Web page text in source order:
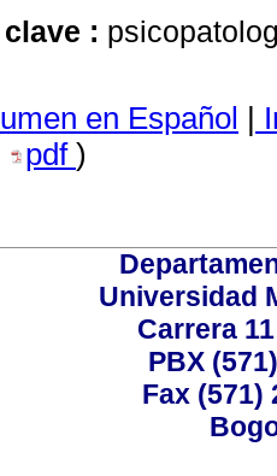
:
en Español |
pdf )
Universidad
Carrera
PBX
Fax (571)